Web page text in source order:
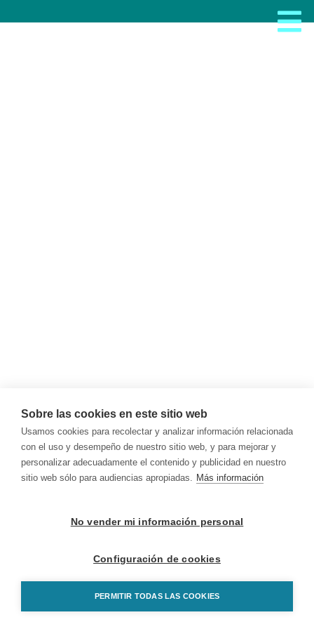
Sobre las cookies en este sitio web
Usamos cookies para recolectar y analizar información relacionada
con el uso y desempeño de nuestro sitio web, y para mejorar y
personalizar adecuadamente el contenido y publicidad en nuestro
sitio web sólo para audiencias apropiadas. Más información
No vender mi información personal
Configuración de cookies
PERMITIR TODAS LAS COOKIES